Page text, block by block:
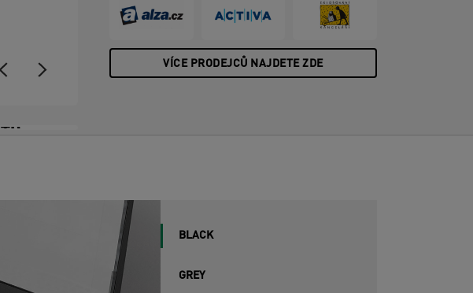
+6
a je voděodolná. Matný průhledný povrch
navíc umožňuje umístit pod podložku např.
Perfektně se hodí na jakýkoli standardní
VÍCE PRODEJCŮ NAJDETE ZDE
BLACK
GREY